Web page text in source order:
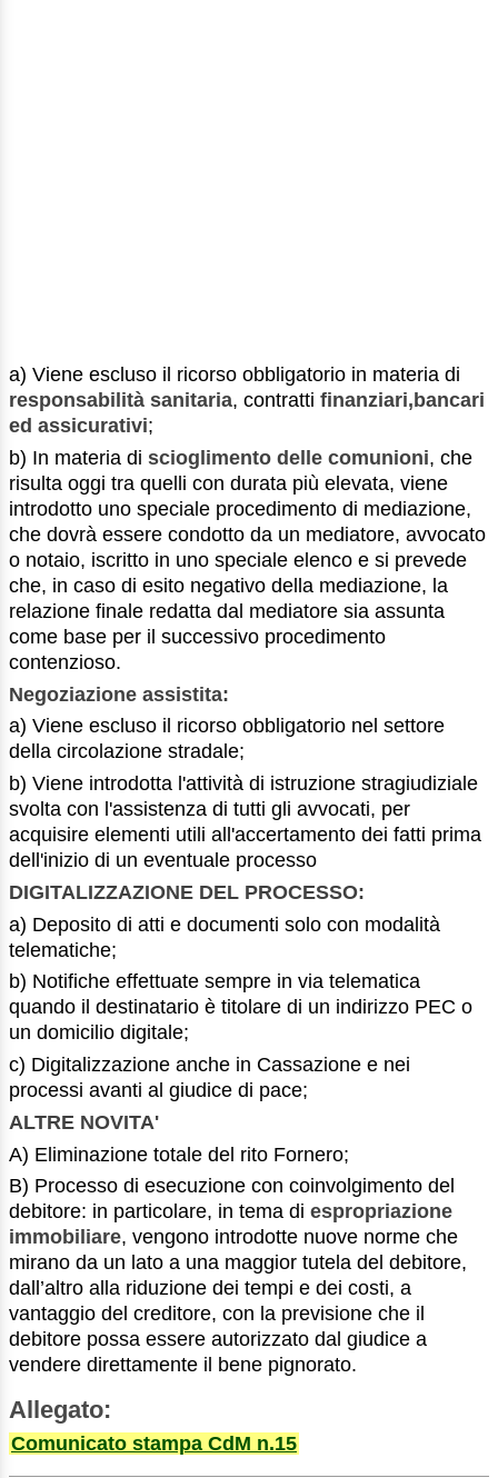
a) Viene escluso il ricorso obbligatorio in materia di
responsabilità sanitaria, contratti finanziari,bancari
ed assicurativi;
b) In materia di scioglimento delle comunioni, che
risulta oggi tra quelli con durata più elevata, viene
introdotto uno speciale procedimento di mediazione,
che dovrà essere condotto da un mediatore, avvocato
o notaio, iscritto in uno speciale elenco e si prevede
che, in caso di esito negativo della mediazione, la
relazione finale redatta dal mediatore sia assunta
come base per il successivo procedimento
contenzioso.
Negoziazione assistita:
a) Viene escluso il ricorso obbligatorio nel settore
della circolazione stradale;
b) Viene introdotta l'attività di istruzione stragiudiziale
svolta con l'assistenza di tutti gli avvocati, per
acquisire elementi utili all'accertamento dei fatti prima
dell'inizio di un eventuale processo
DIGITALIZZAZIONE DEL PROCESSO:
a) Deposito di atti e documenti solo con modalità
telematiche;
b) Notifiche effettuate sempre in via telematica
quando il destinatario è titolare di un indirizzo PEC o
un domicilio digitale;
c) Digitalizzazione anche in Cassazione e nei
processi avanti al giudice di pace;
ALTRE NOVITA'
A) Eliminazione totale del rito Fornero;
B) Processo di esecuzione con coinvolgimento del
debitore: in particolare, in tema di espropriazione
immobiliare, vengono introdotte nuove norme che
mirano da un lato a una maggior tutela del debitore,
dall’altro alla riduzione dei tempi e dei costi, a
vantaggio del creditore, con la previsione che il
debitore possa essere autorizzato dal giudice a
vendere direttamente il bene pignorato.
Allegato:
Comunicato stampa CdM n.15